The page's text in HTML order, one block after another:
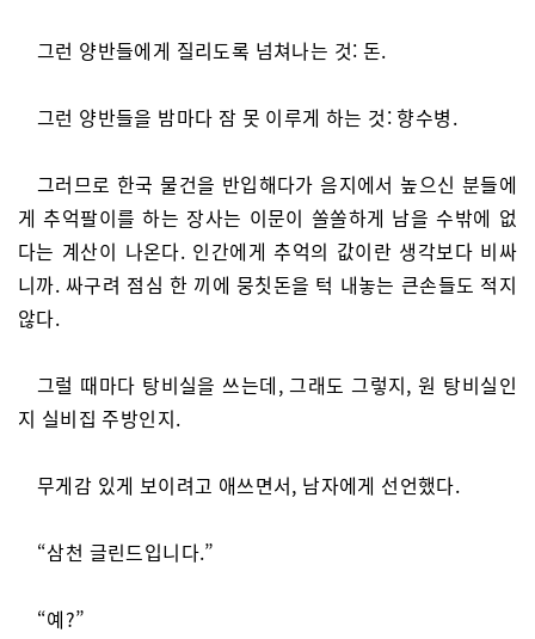
그런 양반들에게 질리도록 넘쳐나는 것: 돈.
그런 양반들을 밤마다 잠 못 이루게 하는 것: 향수병.
그러므로 한국 물건을 반입해다가 음지에서 높으신 분들에
게 추억팔이를 하는 장사는 이문이 쏠쏠하게 남을 수밖에 없
다는 계산이 나온다. 인간에게 추억의 값이란 생각보다 비싸
니까. 싸구려 점심 한 끼에 뭉칫돈을 턱 내놓는 큰손들도 적지
않다.
그럴 때마다 탕비실을 쓰는데, 그래도 그렇지, 원 탕비실인
지 실비집 주방인지.
무게감 있게 보이려고 애쓰면서, 남자에게 선언했다.
“삼천 글린드입니다.”
“예?”